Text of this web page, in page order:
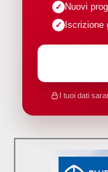
Nuovi
Iscrizione
I tuoi dati